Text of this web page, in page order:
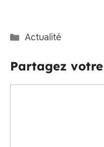
Catégories
Actualité
Partagez